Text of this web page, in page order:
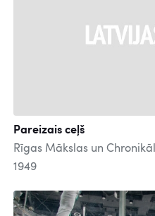
Pareizais ceļš
Rīgas Mākslas un
1949